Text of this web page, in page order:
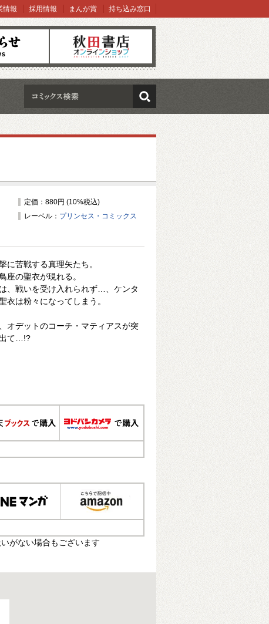
オンラインショップ
情報 採用情報 まんが賞 持ち込み窓口
検索
定価：880円 (10%税込)
レーベル： プリンセス・コミックス
に苦戦する真理矢たち。
座の聖衣が現れる。
、戦いを受け入れられず…、ケンタ
衣は粉々になってしまう。
オデットのコーチ・マティアスが突
て…!?
がない場合もございます